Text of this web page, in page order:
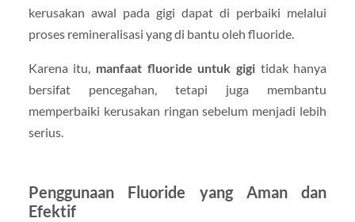
kerusakan awal pada gigi dapat di perbaiki melalui
proses remineralisasi yang di bantu oleh fluoride.
Karena itu, manfaat fluoride untuk gigitidak hanya
bersifat pencegahan, tetapi juga membantu
memperbaiki kerusakan ringan sebelum menjadi lebih
serius.
Penggunaan Fluoride yang Aman dan
Efektif